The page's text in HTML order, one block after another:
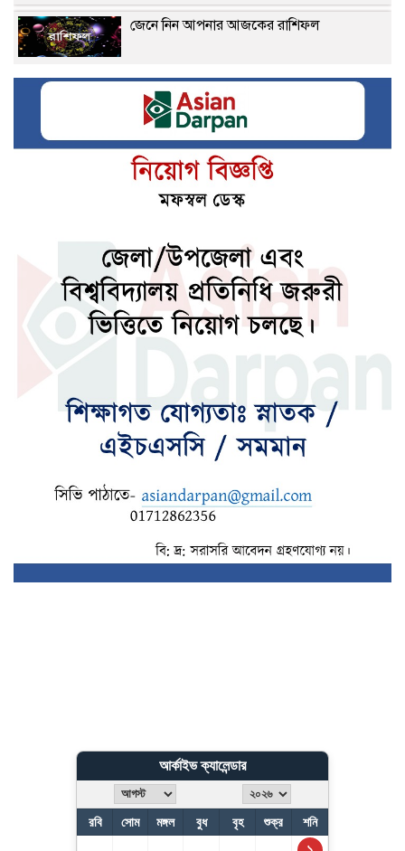
জেনে নিন আপনার আজকের রাশিফল
জেনে নিন আজকের নামাজের সময়সূচি
দেশের উন্নয়নে কাজ করতে ইউএনওদের
প্রধানমন্ত্রীর আহ্বান
ধ্বংসস্তূপ থেকে দেশকে রক্ষা করতে কাজ করছে
বিএনপি : মির্জা ফখরুল
১৭ বছরের আন্দোলনের ফসল গণঅভ্যুত্থান:
স্বরাষ্ট্রমন্ত্রী
স্বাস্থ্যসেবার মানোন্নয়নে কাজ করবে ড্যাব: ডা.
জুবাইদা রহমান
আর্কাইভ ক্যালেন্ডার
রবি সোম মঙ্গল বুধ বৃহ শুক্র শনি